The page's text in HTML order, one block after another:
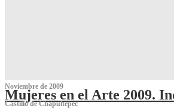
Noviembre de 2009
Mujeres en el Arte 2009.
Castillo de Chapultepec